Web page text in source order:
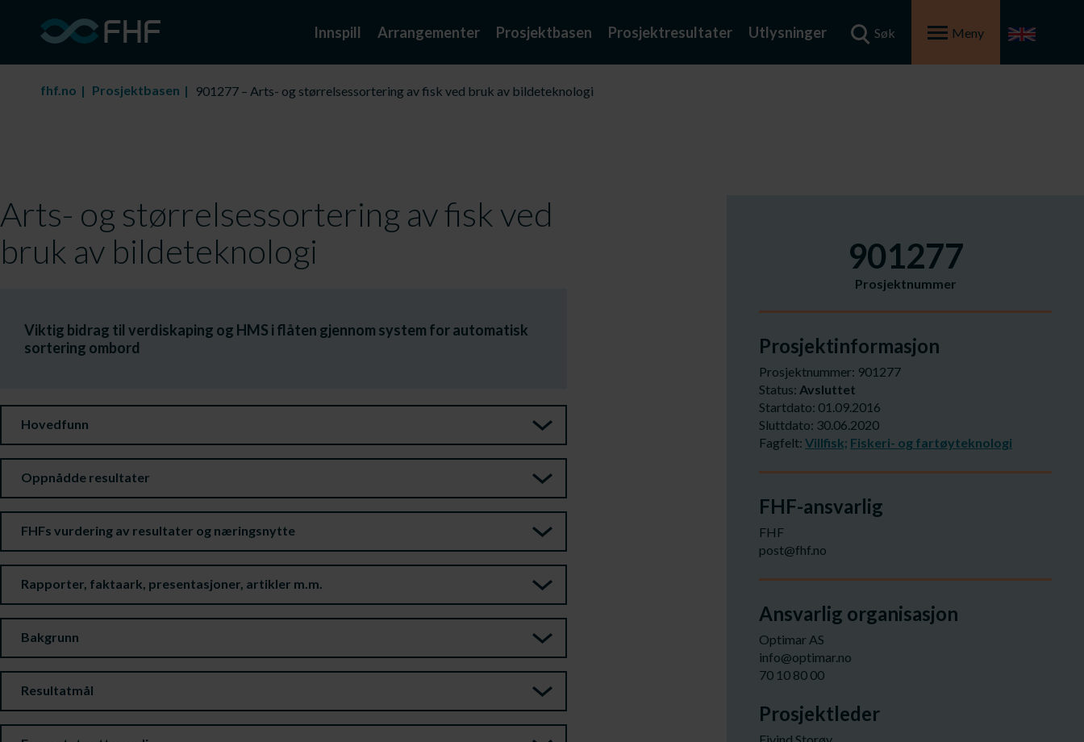
Innspill Arrangementer Prosjektbasen Prosjektresultater Utlysninger Søk Meny
fhf.no Prosjektbasen 901277 – Arts- og størrelsessortering av fisk ved bruk av bildeteknologi
Arts- og størrelsessortering av fisk ved
bruk av bildeteknologi
Viktig bidrag til verdiskaping og HMS i flåten gjennom system for automatisk
sortering ombord
Hovedfunn
Oppnådde resultater
FHFs vurdering av resultater og næringsnytte
Rapporter, faktaark, presentasjoner, artikler m.m.
Bakgrunn
Resultatmål
901277
Prosjektnummer
Prosjektinformasjon
Prosjektnummer: 901277
Status: Avsluttet
Startdato: 01.09.2016
Sluttdato: 30.06.2020
Fagfelt: Villfisk; Fiskeri- og fartøyteknologi
FHF-ansvarlig
FHF
post@fhf.no
Ansvarlig organisasjon
Optimar AS
info@optimar.no
70 10 80 00
Prosjektleder